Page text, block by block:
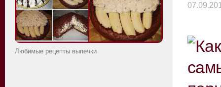
Любимые рецепты выпечки